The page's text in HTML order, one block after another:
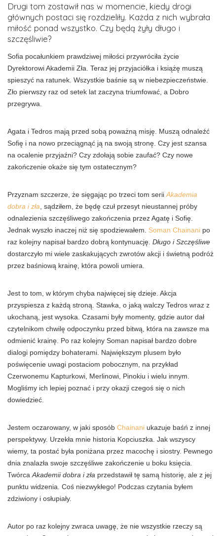
Drugi tom zostawił nas w momencie, kiedy drogi
głównych postaci się rozdzieliły. Każda z nich wybrała
miłość ponad wszystko. Czy będą żyły długo i
szczęśliwie?
Sofia pocałunkiem prawdziwej miłości przywróciła życie
Dyrektorowi Akademii Zła. Teraz jej przyjaciółka i książę muszą
spieszyć na ratunek. Wszystkie baśnie są w niebezpieczeństwie.
Zło pierwszy raz od setek lat zaczyna triumfować, a Dobro
przegrywa.
Agata i Tedros mają przed sobą poważną misję. Muszą odnaleźć
Sofię i na nowo przeciągnąć ją na swoją stronę. Czy jest szansa
na ocalenie przyjaźni? Czy zdołają sobie zaufać? Czy nowe
zakończenie okaże się tym ostatecznym?
Przyznam szczerze, że sięgając po trzeci tom serii Akademia
dobra i zła , sądziłem, że będę czuł przesyt nieustannej próby
odnalezienia szczęśliwego zakończenia przez Agatę i Sofię.
Jednak wyszło inaczej niż się spodziewałem. Soman Chainani po
raz kolejny napisał bardzo dobrą kontynuację. Długo i Szczęśliwe
dostarczyło mi wiele zaskakujących zwrotów akcji i świetną podróż
przez baśniową krainę, która powoli umiera.
Jest to tom, w którym chyba najwięcej się dzieje. Akcja
przyspiesza z każdą stroną. Stawka, o jaką walczy Tedros wraz z
ukochaną, jest wysoka. Czasami były momenty, gdzie autor dał
czytelnikom chwilę odpoczynku przed bitwą, która na zawsze ma
odmienić krainę. Po raz kolejny Soman napisał bardzo dobre
dialogi pomiędzy bohaterami. Największym plusem było
poświęcenie uwagi postaciom pobocznym, na przykład
Czerwonemu Kapturkowi, Merlinowi, Pinokiu i wielu innym.
Mogliśmy ich lepiej poznać i przy okazji czegoś się o nich
dowiedzieć.
Jestem oczarowany, w jaki sposób Chainani ukazuje baśń z innej
perspektywy. Urzekła mnie historia Kopciuszka. Jak wszyscy
wiemy, ta postać była poniżana przez macochę i siostry. Pewnego
dnia znalazła swoje szczęśliwe zakończenie u boku księcia.
Twórca Akademii dobra i zła przedstawił tę samą historię, ale z jej
punktu widzenia. Coś niezwykłego! Podczas czytania byłem
zdziwiony i osłupiały.
Autor po raz kolejny zwraca uwagę, że nie wszystkie rzeczy są